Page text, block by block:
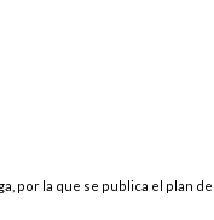
por la que se publica el plan